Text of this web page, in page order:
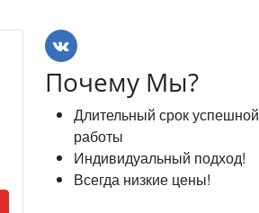
Почему Мы?
Длительный срок успешной
работы
Индивидуальный подход!
Всегда низкие цены!